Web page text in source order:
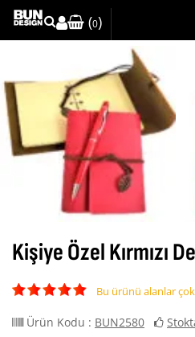
(0)
Kişiye Özel Kırmızı
Bu ürünü alanlar
Ürün Kodu : BUN2580